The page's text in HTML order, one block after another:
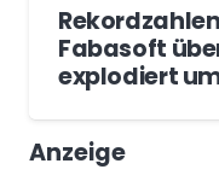
Fabasoft
explodiert um
Anzeige